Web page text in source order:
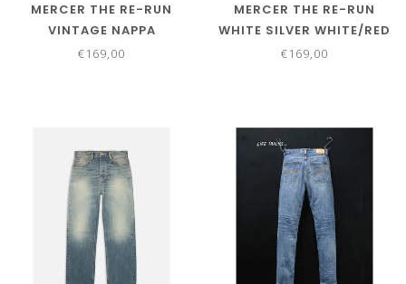
MERCER THE RE-RUN
VINTAGE NAPPA
WHITE/GREEN
€169,00
MERCER THE RE-RUN
WHITE SILVER WHITE/RED
€169,00